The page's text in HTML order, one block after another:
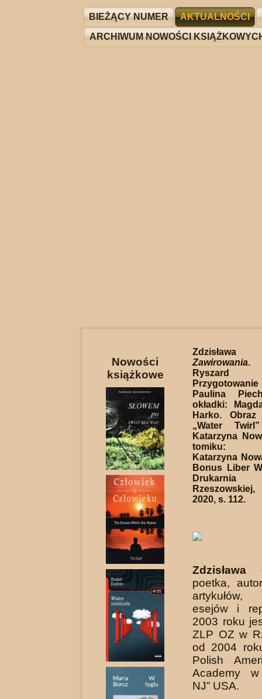
BIEŻĄCY NUMER AKTUALNOŚCI
ARCHIWUM NOWOŚCI
Nowości
książkowe
Zawirowania.
Ryszard
Paulina
okładki:
Harko.
„Water
Katarzyna
tomiku:
Katarzyna
Bonus Liber
2020, s. 112.
Zdzisława
poetka,
artyku­łów,
esejów i
2003 roku
ZLP OZ w
od 2004
Polish
Academy
NJ” USA.